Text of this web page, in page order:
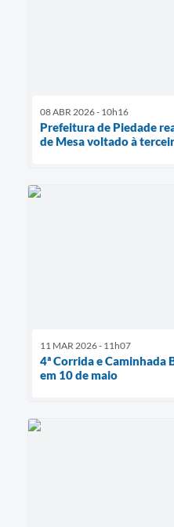
08 ABR 2026 - 10h16
Prefeitura de Piedade
de Mesa voltado à
11 MAR 2026 - 11h07
4ª Corrida e Caminhada
em 10 de maio